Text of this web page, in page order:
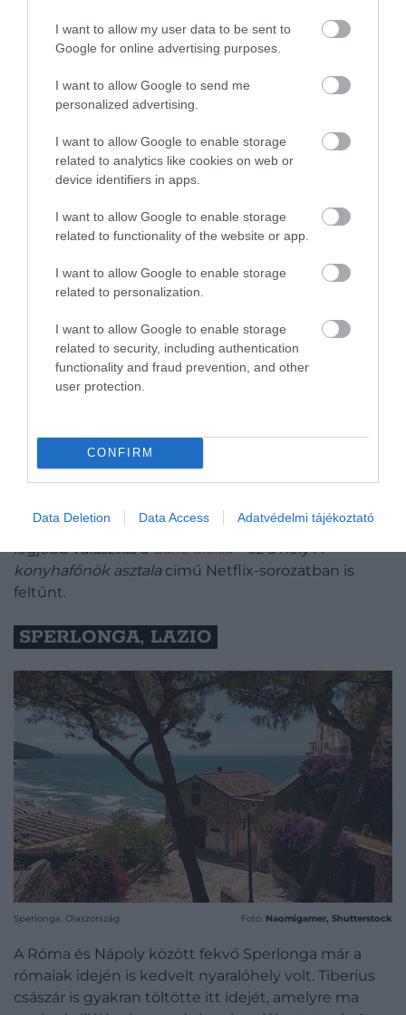
I want to allow my user data to be sent to
Google for online advertising purposes.
I want to allow Google to send me
personalized advertising.
I want to allow Google to enable storage
related to analytics like cookies on web or
device identifiers in apps.
I want to allow Google to enable storage
related to functionality of the website or app.
I want to allow Google to enable storage
related to personalization.
I want to allow Google to enable storage
related to security, including authentication
functionality and fraud prevention, and other
user protection.
CONFIRM
Data Deletion Data Access Adatvédelmi tájékoztató
Dalibor Kastratovic, Shutterstock
Noto Szicília egyik legszebb barokk kisvárosa, amely
több nemzetközi produkcióban is feltűnt: ezek
közül a legismertebb
helyszínéül. A történelmi központtól nagyjából 15
percnyi autóútra található a tengerparti rész, a Lido
di Noto, ahol strandbárok és klubok sora várja a
teljes egy hűsítő
granitanélkül, amelyhez az egyik
legjobb választás aCaffè Sicilia– ez a helyA
konyhafőnök asztala című Netflix-sorozatban is
feltűnt.
SPERLONGA, LAZIO
Sperlonga, Olaszország Fotó: Naomigamer, Shutterstock
A Róma és Nápoly között fekvő Sperlonga már a
rómaiak idején is kedvelt nyaralóhely volt. Tiberius
császár is gyakran töltötte itt idejét, amelyre ma